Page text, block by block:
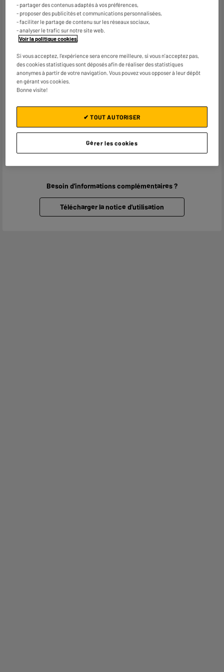
NFC Non
Poids net 3,5kg
Caractéristiques
complémentaires
Style sonore predefini
bluetooth
RDS
H 23,8 cm x L 48 cm x P 24,7
cm
10007140
Besoin d'informations complémentaires ?
Télécharger la notice d'utilisation
- partager des contenus adaptés à vos préférences,
- proposer des publicités et communications personnalisées,
- faciliter le partage de contenu sur les réseaux sociaux,
- analyser le trafic sur notre site web.
Voir la politique cookies
Si vous acceptez, l'expérience sera encore meilleure, si vous n'acceptez pas,
des cookies statistiques sont déposés afin de réaliser des statistiques
anonymes à partir de votre navigation. Vous pouvez vous opposer à leur dépôt
en gérant vos cookies.
Bonne visite!
Gérer les cookies
✔ TOUT AUTORISER